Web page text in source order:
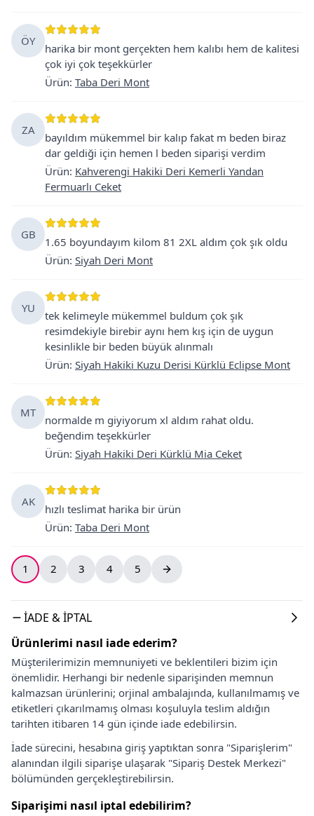
ÖY
harika bir mont gerçekten hem kalıbı hem de kalitesi
çok iyi çok teşekkürler
Ürün: Taba Deri Mont
ZA
bayıldım mükemmel bir kalıp fakat m beden biraz
dar geldiği için hemen l beden siparişi verdim
Ürün: Kahverengi Hakiki Deri Kemerli Yandan
Fermuarlı Ceket
GB
1.65 boyundayım kilom 81 2XL aldım çok şık oldu
Ürün: Siyah Deri Mont
YU
tek kelimeyle mükemmel buldum çok şık
resimdekiyle birebir aynı hem kış için de uygun
kesinlikle bir beden büyük alınmalı
Ürün: Siyah Hakiki Kuzu Derisi Kürklü Eclipse Mont
MT
normalde m giyiyorum xl aldım rahat oldu.
beğendim teşekkürler
Ürün: Siyah Hakiki Deri Kürklü Mia Ceket
AK
hızlı teslimat harika bir ürün
Ürün: Taba Deri Mont
1 2 3 4 5
İADE & İPTAL
Ürünlerimi nasıl iade ederim?
Müşterilerimizin memnuniyeti ve beklentileri bizim için
önemlidir. Herhangi bir nedenle siparişinden memnun
kalmazsan ürünlerini; orjinal ambalajında, kullanılmamış ve
etiketleri çıkarılmamış olması koşuluyla teslim aldığın
tarihten itibaren 14 gün içinde iade edebilirsin.
İade sürecini, hesabına giriş yaptıktan sonra "Siparişlerim"
alanından ilgili siparişe ulaşarak "Sipariş Destek Merkezi"
bölümünden gerçekleştirebilirsin.
Siparişimi nasıl iptal edebilirim?